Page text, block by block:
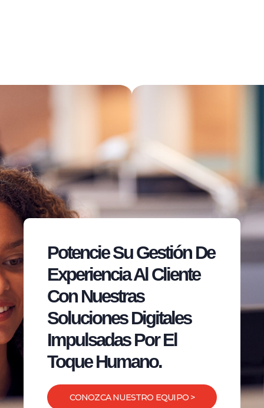
Potencie Su Gestión De
Experiencia Al Cliente
Con Nuestras
Soluciones Digitales
Impulsadas Por El
Toque Humano.
CONOZCA NUESTRO EQUIPO >